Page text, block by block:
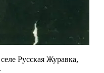
Русская Журавка,